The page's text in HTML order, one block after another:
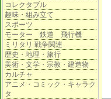
コレクタブル
趣味・組み立て
スポーツ
モーター 鉄道 飛行機
ミリタリ 戦争関連
歴史・地理・旅行
美術・文学・宗教・建造物
カルチャ
アニメ・コミック・キャラク
タ